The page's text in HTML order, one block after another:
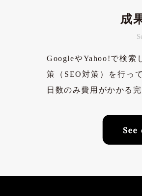
成
GoogleやYahoo!で検索
策（SEO対策）を行っ
日数のみ費用がかかる